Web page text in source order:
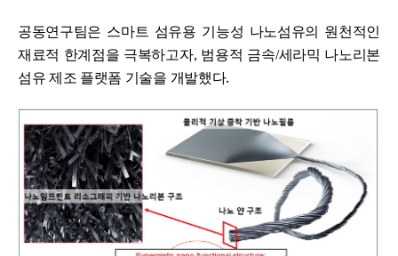
공동연구팀은 스마트 섬유용 기능성 나노섬유의 원천적인
재료적 한계점을 극복하고자, 범용적 금속/세라믹 나노리본
섬유 제조 플랫폼 기술을 개발했다.